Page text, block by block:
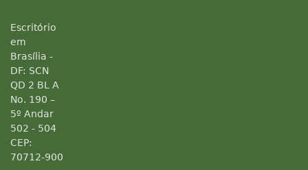
Escritório
em
Brasília -
DF: SCN
QD 2 BL A
No. 190 –
5º Andar
502 - 504
CEP:
70712-900